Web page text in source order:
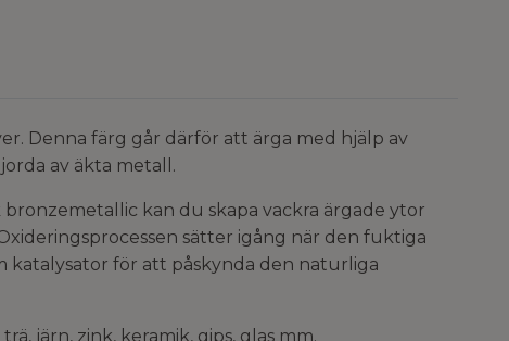
Denna färg går därför att ärga med hjälp av
av äkta metall.
kan du skapa vackra ärgade ytor
sätter igång när den fuktiga
katalysator för att påskynda den naturliga
järn, zink, keramik, gips, glas mm.